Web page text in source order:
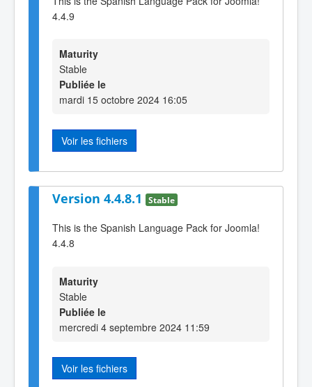
4.4.9
Maturity
Stable
Publiée le
mardi 15 octobre 2024 16:05
Voir les fichiers
Version 4.4.8.1 Stable
This is the Spanish Language Pack for Joomla!
4.4.8
Maturity
Stable
Publiée le
mercredi 4 septembre 2024 11:59
Voir les fichiers